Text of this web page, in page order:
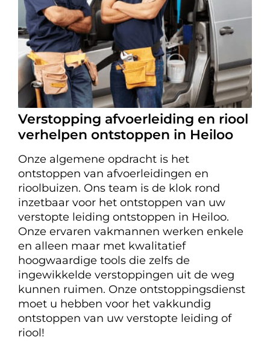
Verstopping afvoerleiding en riool
verhelpen ontstoppen in Heiloo
Onze algemene opdracht is het
ontstoppen van afvoerleidingen en
rioolbuizen. Ons team is de klok rond
inzetbaar voor het ontstoppen van uw
verstopte leiding ontstoppen in Heiloo.
Onze ervaren vakmannen werken enkele
en alleen maar met kwalitatief
hoogwaardige tools die zelfs de
ingewikkelde verstoppingen uit de weg
kunnen ruimen. Onze ontstoppingsdienst
moet u hebben voor het vakkundig
ontstoppen van uw verstopte leiding of
riool!